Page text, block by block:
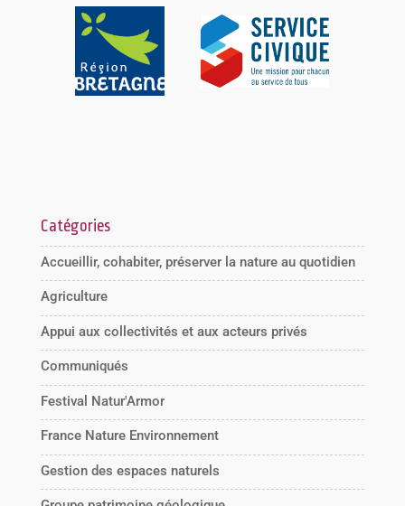
Catégories
Accueillir, cohabiter, préserver la nature au quotidien
Agriculture
Appui aux collectivités et aux acteurs privés
Communiqués
Festival Natur'Armor
France Nature Environnement
Gestion des espaces naturels